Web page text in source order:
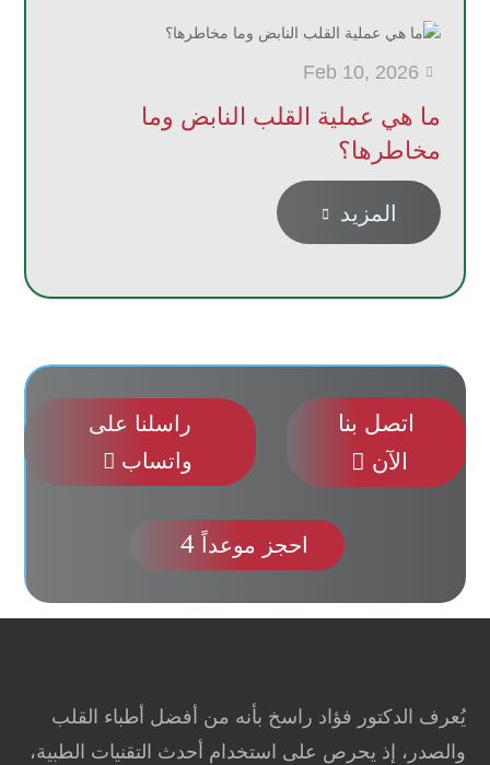

Feb 10, 2026
ما هي عملية القلب النابض وما
مخاطرها؟
المزيد 
اتصل بنا
الآن 
راسلنا على
واتساب 
احجز موعداً 4
يُعرف الدكتور فؤاد راسخ بأنه من أفضل أطباء القلب
والصدر، إذ يحرص على استخدام أحدث التقنيات الطبية،